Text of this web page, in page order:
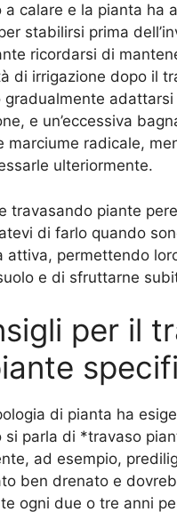
a calare e la pianta ha
stabilirsi prima
ricordarsi di
di irrigazione dopo il
gradualmente adattarsi
e un’eccessiva
marciume radicale,
ulteriormente.
travasando piante
di farlo quando
attiva, permettendo
e di sfruttarne
per il
di pianta ha
si parla di *travaso
ad esempio,
ben drenato e
ogni due o tre anni